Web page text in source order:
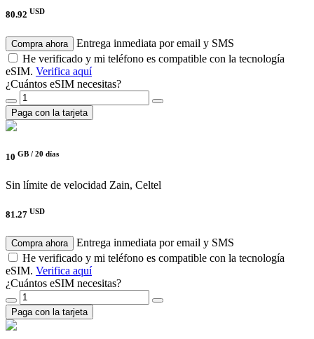
80.92 USD
Compra ahora
Entrega inmediata por email y SMS
He verificado y mi teléfono es compatible con la tecnología
eSIM. Verifica aquí
¿Cuántos eSIM necesitas?
Paga con la tarjeta
10 GB / 20 días
Sin límite de velocidad Zain, Celtel
81.27 USD
Compra ahora
Entrega inmediata por email y SMS
He verificado y mi teléfono es compatible con la tecnología
eSIM. Verifica aquí
¿Cuántos eSIM necesitas?
Paga con la tarjeta